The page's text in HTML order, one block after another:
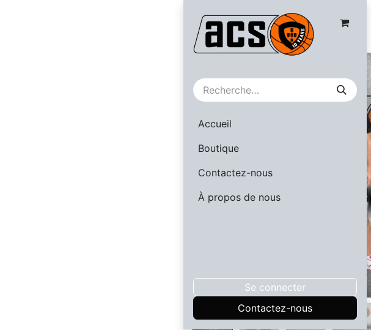
Accueil
Boutique
Contactez-nous
À propos de nous
Se connecter
Contactez-nous